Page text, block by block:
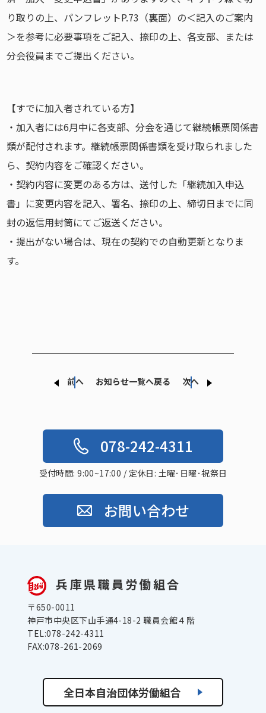
り取りの上、パンフレットP.73（裏面）の＜記入のご案内
＞を参考に必要事項をご記入、捺印の上、各支部、または
分会役員までご提出ください。
【すでに加入者されている方】
・加入者には6月中に各支部、分会を通じて継続帳票関係書
類が配付されます。継続帳票関係書類を受け取られました
ら、契約内容をご確認ください。
・契約内容に変更のある方は、送付した「継続加入申込
書」に変更内容を記入、署名、捺印の上、締切日までに同
封の返信用封筒にてご返送ください。
・提出がない場合は、現在の契約での自動更新となりま
す。
前へ お知らせ一覧へ戻る 次へ
078-242-4311
受付時間: 9:00~17:00 / 定休日: 土曜･日曜･祝祭日
お問い合わせ
兵庫県職員労働組合
〒650-0011
神戸市中央区下山手通4-18-2 職員会館４階
TEL:078-242-4311
FAX:078-261-2069
全日本自治団体労働組合